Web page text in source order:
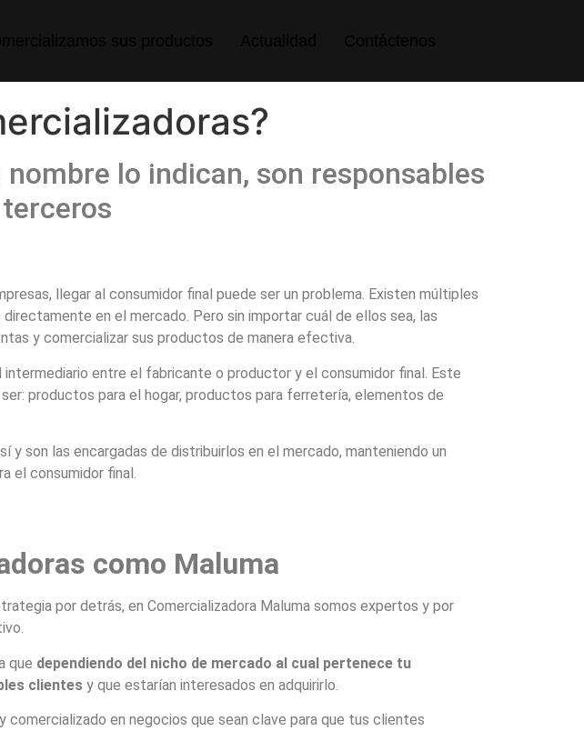
lo indican, son responsables
llegar al consumidor final puede ser un problema. Existen múltiples
en el mercado. Pero sin importar cuál de ellos sea, las
y comercializar sus productos de manera efectiva.
entre el fabricante o productor y el consumidor final. Este
productos para el hogar, productos para ferretería, elementos de
son las encargadas de distribuirlos en el mercado, manteniendo un
el consumidor final.
como Maluma
por detrás, en Comercializadora Maluma somos expertos y por
que dependiendo del nicho de mercado al cual pertenece tu
clientes y que estarían interesados en adquirirlo.
en negocios que sean clave para que tus clientes